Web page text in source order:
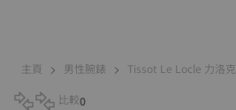
主頁 男性腕錶 Tissot Le Locle 力洛克
比較0